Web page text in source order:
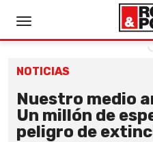
NOTICIAS
Nuestro medio
Un millón de
peligro de